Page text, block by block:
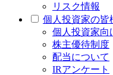
リスク情報
個人投資家の皆
個人投資家向
株主優待制度
配当について
IRアンケート